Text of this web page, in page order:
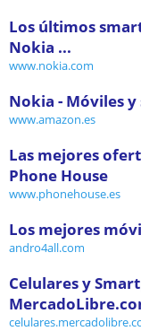
Los últimos
Nokia ...
www.nokia.com
Nokia - Móviles
www.amazon.es
Las mejores
Phone House
www.phonehouse.es
Los mejores
andro4all.com
Celulares y